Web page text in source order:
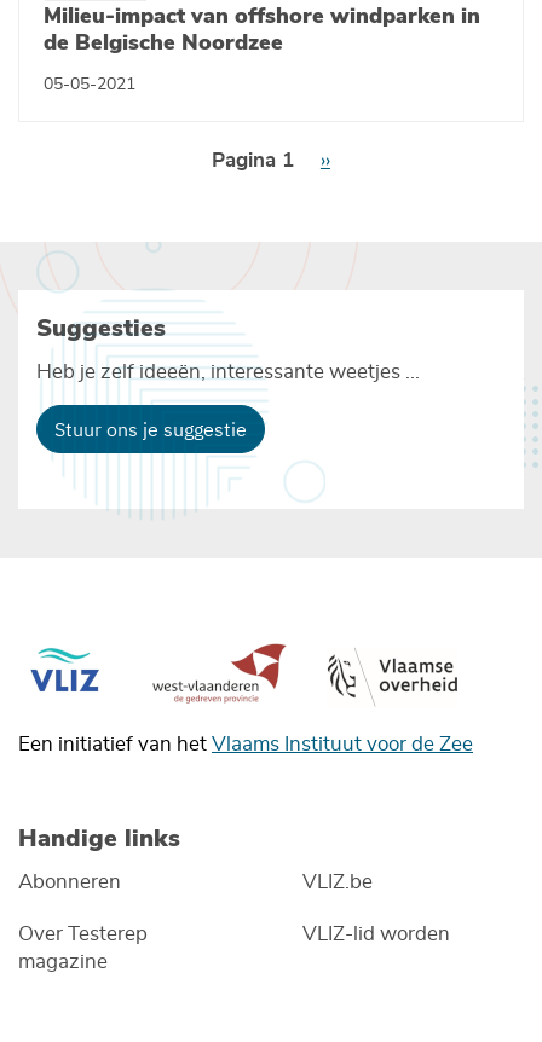
Milieu-impact van offshore windparken in
de Belgische Noordzee
05-05-2021
Pagina 1
Volgende
››
Suggesties
Heb je zelf ideeën, interessante weetjes ...
Stuur ons je suggestie
Een initiatief van het Vlaams Instituut voor de Zee
Handige links
Abonneren
Over Testerep
magazine
VLIZ.be
VLIZ-lid worden